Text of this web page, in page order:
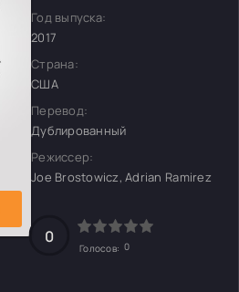
Год выпуска:
2017
Страна:
США
Перевод:
Дублированный
Режиссер:
Joe Brostowicz, Adrian Ramirez
0
Голосов: 0